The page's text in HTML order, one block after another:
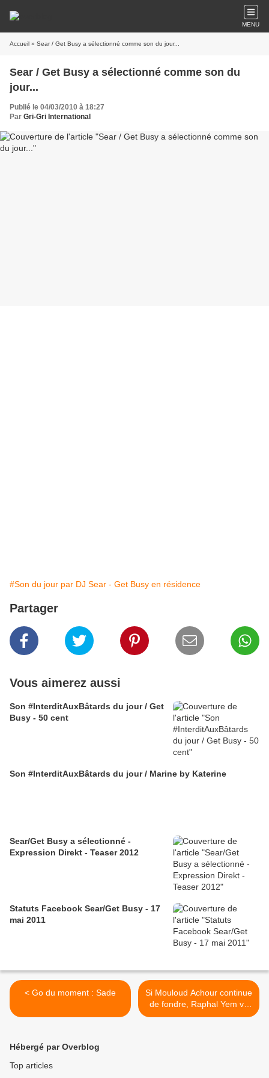
MENU
Accueil » Sear / Get Busy a sélectionné comme son du jour...
Sear / Get Busy a sélectionné comme son du
jour...
Publié le 04/03/2010 à 18:27
Par Gri-Gri International
#Son du jour par DJ Sear - Get Busy en résidence
Partager
Vous aimerez aussi
Son #InterditAuxBâtards du jour / Get
Busy - 50 cent
Son #InterditAuxBâtards du jour / Marine by Katerine
Sear/Get Busy a sélectionné -
Expression Direkt - Teaser 2012
Statuts Facebook Sear/Get Busy - 17
mai 2011
< Go du moment : Sade
Si Mouloud Achour continue
de fondre, Raphal Yem va
lui prendre sa place... >
Hébergé par Overblog
Top articles